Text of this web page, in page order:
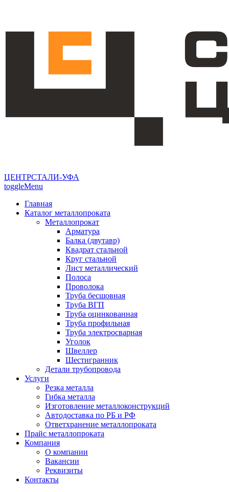
ЦЕНТРСТАЛИ-УФА
toggleMenu
Главная
Каталог металлопроката
Металлопрокат
Арматура
Балка (двутавр)
Квадрат стальной
Круг стальной
Лист металлический
Полоса
Проволока
Труба бесшовная
Труба ВГП
Труба оцинкованная
Труба профильная
Труба электросварная
Уголок
Швеллер
Шестигранник
Детали трубопровода
Услуги
Резка металла
Гибка металла
Изготовление металлоконструкций
Автодоставка по РБ и РФ
Ответхранение металлопроката
Прайс металлопроката
Компания
О компании
Вакансии
Реквизиты
Контакты